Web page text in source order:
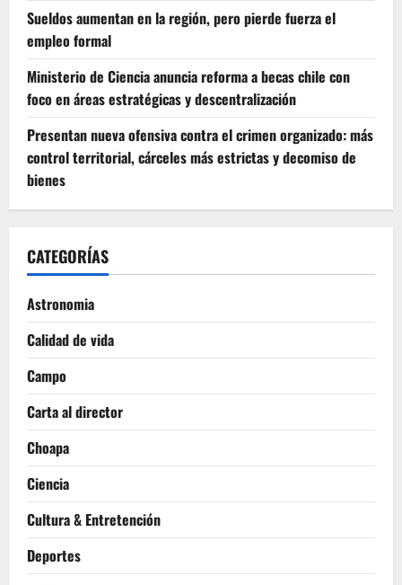
Sueldos aumentan en la región, pero pierde fuerza el
empleo formal
Ministerio de Ciencia anuncia reforma a becas chile con
foco en áreas estratégicas y descentralización
Presentan nueva ofensiva contra el crimen organizado: más
control territorial, cárceles más estrictas y decomiso de
bienes
CATEGORÍAS
Astronomia
Calidad de vida
Campo
Carta al director
Choapa
Ciencia
Cultura & Entretención
Deportes